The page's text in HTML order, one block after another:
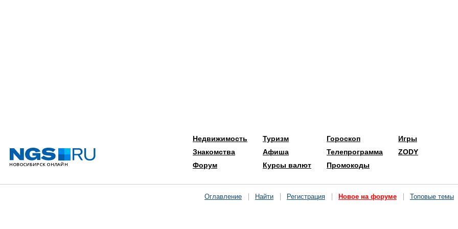
Недвижимость
Знакомства
Форум
Туризм
Афиша
Курсы валют
Гороскоп
Телепрограмма
Промокоды
Игры
ZODY
Оглавление Найти Регистрация Новое на форуме Топовые темы